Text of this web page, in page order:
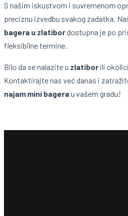
S našim iskustvom i suvremenom
preciznu izvedbu svakog zadatka.
bagera u zlatibordostupna je po
fleksibilne termine.
Bilo da se nalazite u zlatibor ili
Kontaktirajte nas već danas i
najam mini bagerau vašem gradu!